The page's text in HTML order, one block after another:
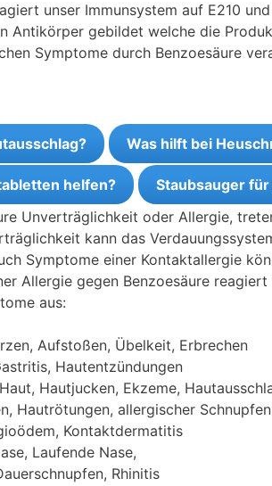
unser Immunsystem auf E210
Antikörper gebildet welche die
Symptome durch Benzoesäure
Was hilft bei
helfen? Staubsauger
Unverträglichkeit oder Allergie,
kann das
Symptome einer Kontaktallergie
Allergie gegen Benzoesäure
aus:
Aufstoßen, Übelkeit, Erbrechen
Hautentzündungen
Hautjucken, Ekzeme,
Hautrötungen, allergischer Schnupfen
Kontaktdermatitis
Laufende Nase,
Rhinitis